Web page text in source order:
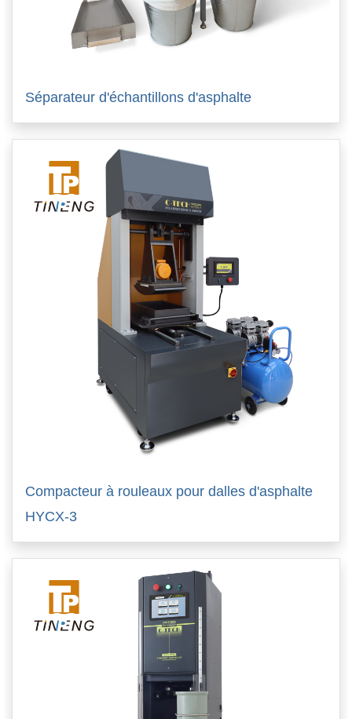
Séparateur d'échantillons d'asphalte
Compacteur à rouleaux pour dalles d'asphalte
HYCX-3